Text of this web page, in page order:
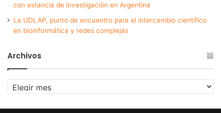
con estancia de investigación en Argentina
La UDLAP, punto de encuentro para el intercambio científico
en bioinformática y redes complejas
Archivos
Archivos